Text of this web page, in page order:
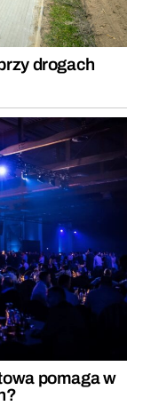
drogach
pomaga w